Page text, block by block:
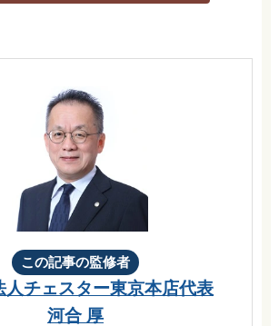
この記事の監修者
人チェスター東京本店代表
河合 厚